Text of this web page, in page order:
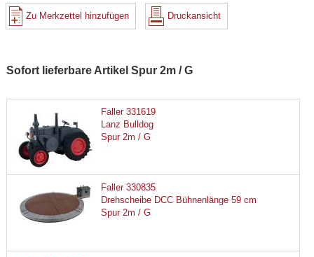
Zu Merkzettel hinzufügen Druckansicht
Sofort lieferbare Artikel Spur 2m / G
Faller 331619
Lanz Bulldog
Spur 2m / G
Faller 330835
Drehscheibe DCC Bühnenlänge 59 cm
Spur 2m / G